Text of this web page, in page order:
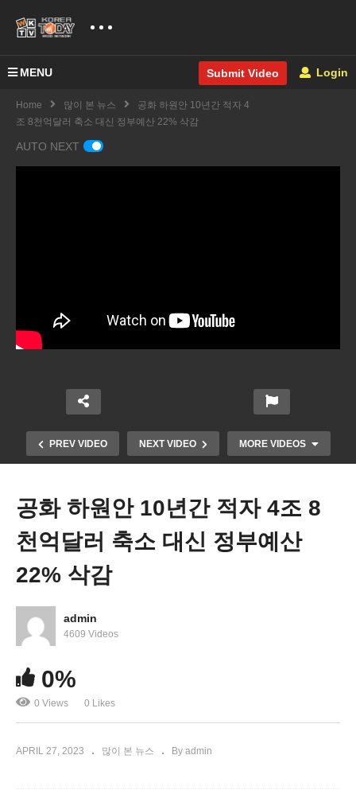
MENU Submit Video Login
Home 많이 본 뉴스
공화 하원안 10년간 적자 4
조 8천억달러 축소 대신 정부예산 22% 삭감
AUTO NEXT
PREV VIDEO NEXT VIDEO MORE VIDEOS
미국 화이트 칼러 채용 장벽에 부딪혔다 ‘1년만에 테
크업종 55%, 은행 40% 급락’
공화 하원안 10년간 적자 4조 8
천억달러 축소 대신 정부예산
22% 삭감
admin
4609 Videos
0%
0 Views 0 Likes
APRIL 27, 2023 많이 본 뉴스 By admin